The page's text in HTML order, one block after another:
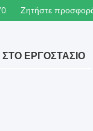
Ζητήστε
ΣΤΟ ΕΡΓΟΣΤΆΣΙΟ